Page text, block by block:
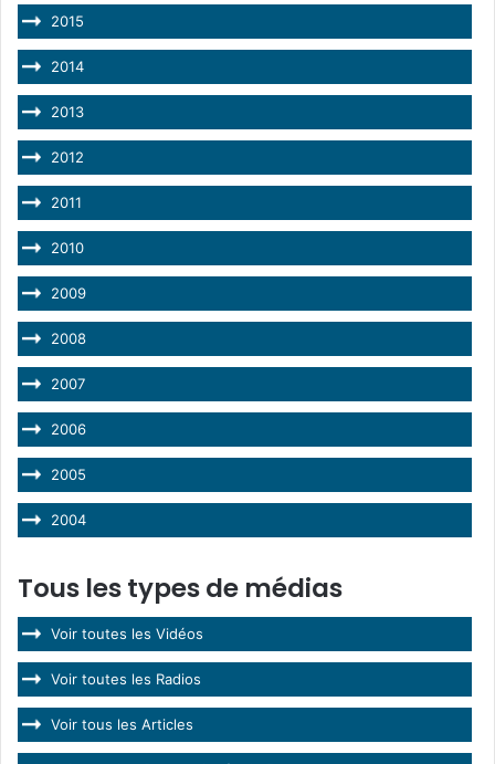
2015
2014
2013
2012
2011
2010
2009
2008
2007
2006
2005
2004
Tous les types de médias
Voir toutes les Vidéos
Voir toutes les Radios
Voir tous les Articles